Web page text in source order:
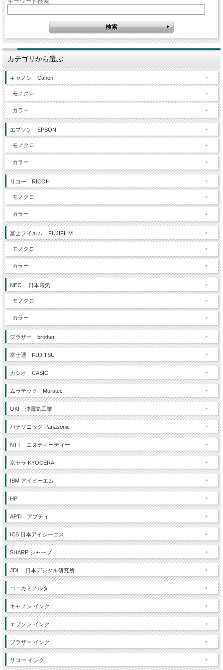
カテゴリから選ぶ
キャノン Canon
モノクロ
カラー
エプソン EPSON
モノクロ
カラー
リコー RICOH
モノクロ
カラー
富士フイルム FUJIFILM
モノクロ
カラー
NEC 日本電気
モノクロ
カラー
ブラザー brother
富士通 FUJITSU
カシオ CASIO
ムラテック Muratec
OKI 沖電気工業
パナソニック Panasonic
NTT エヌティーティー
京セラ KYOCERA
IBM アイビーエム
HP
APTi アプティ
ICS 日本アイシーエス
SHARP シャープ
JDL 日本デジタル研究所
コニカミノルタ
キャノン インク
エプソン インク
ブラザー インク
リコー インク